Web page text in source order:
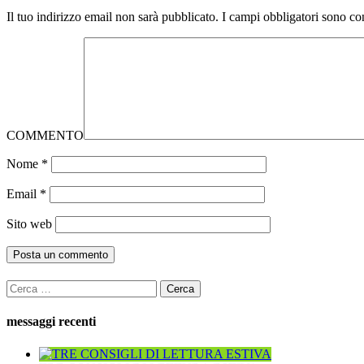
Il tuo indirizzo email non sarà pubblicato. I campi obbligatori sono
COMMENTO
Nome *
Email *
Sito web
Ricerca
per:
messaggi recenti